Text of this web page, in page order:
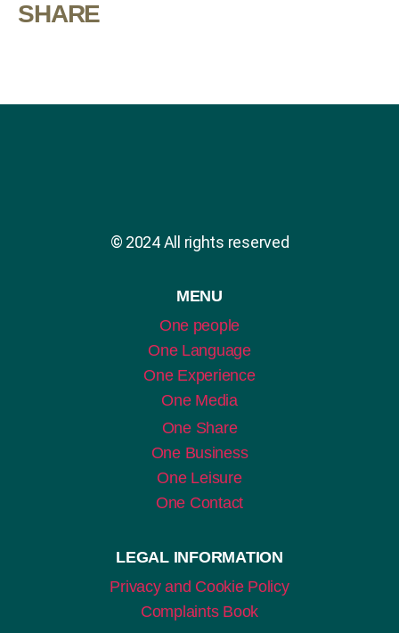
SHARE
© 2024 All rights reserved
MENU
One people
One Language
One Experience
One Media
One Share
One Business
One Leisure
One Contact
LEGAL INFORMATION
Privacy and Cookie Policy
Complaints Book